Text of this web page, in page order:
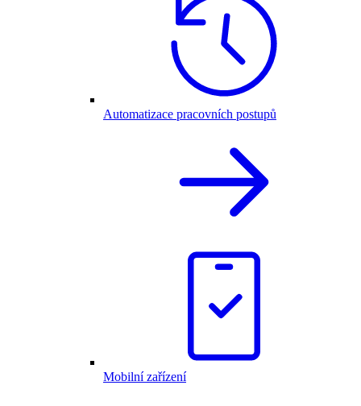
Automatizace pracovních postupů
Mobilní zařízení